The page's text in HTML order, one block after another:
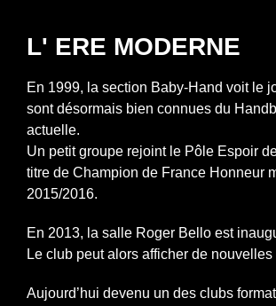
L' ERE MODERNE
En 1999, la section Baby-Hand voit le
sont désormais bien connues du
actuelle.
Un petit groupe rejoint le Pôle Espoir
titre de Champion de France Honneur
2015/2016.
En 2013, la salle Roger Bello est
Le club peut alors afficher de
Aujourd’hui devenu un des clubs